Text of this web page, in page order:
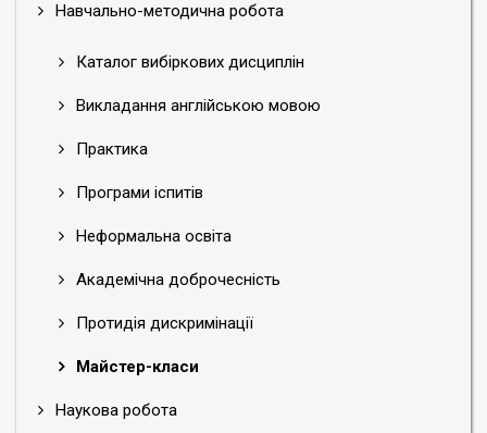
Навчально-методична робота
Каталог вибіркових дисциплін
Викладання англійською мовою
Практика
Програми іспитів
Неформальна освіта
Академічна доброчесність
Протидія дискримінації
Майстер-класи
Наукова робота